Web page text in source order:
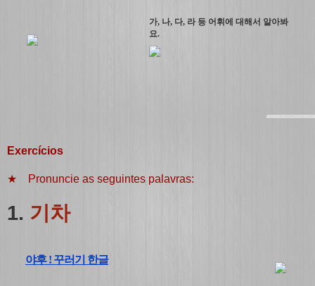
가, 나, 다, 라 등 어휘에 대해서 알아봐
요.
Exercícios
★ Pronuncie as seguintes palavras:
1. 기차
야후 ! 꾸러기 한글